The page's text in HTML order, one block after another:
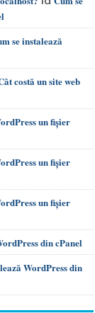
se instalează
costă un site web
un fișier
un fișier
un fișier
din cPanel
WordPress din